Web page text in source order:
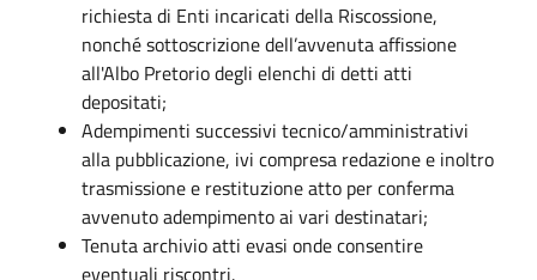
richiesta di Enti incaricati della Riscossione,
nonché sottoscrizione dell’avvenuta affissione
all'Albo Pretorio degli elenchi di detti atti
depositati;
Adempimenti successivi tecnico/amministrativi
alla pubblicazione, ivi compresa redazione e inoltro
trasmissione e restituzione atto per conferma
avvenuto adempimento ai vari destinatari;
Tenuta archivio atti evasi onde consentire
eventuali riscontri.